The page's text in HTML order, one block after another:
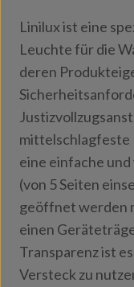
Linilux ist eine
Leuchte für die
deren
eine einfache
(von 5 Seiten
geöffnet werden
einen
Transparenz ist
Versteck zu